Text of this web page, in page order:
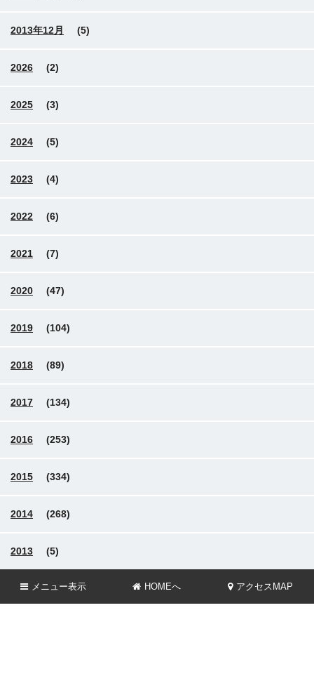
2013年12月 (5)
2026 (2)
2025 (3)
2024 (5)
2023 (4)
2022 (6)
2021 (7)
2020 (47)
2019 (104)
2018 (89)
2017 (134)
2016 (253)
2015 (334)
2014 (268)
2013 (5)
メニュー表示 HOMEへ アクセスMAP